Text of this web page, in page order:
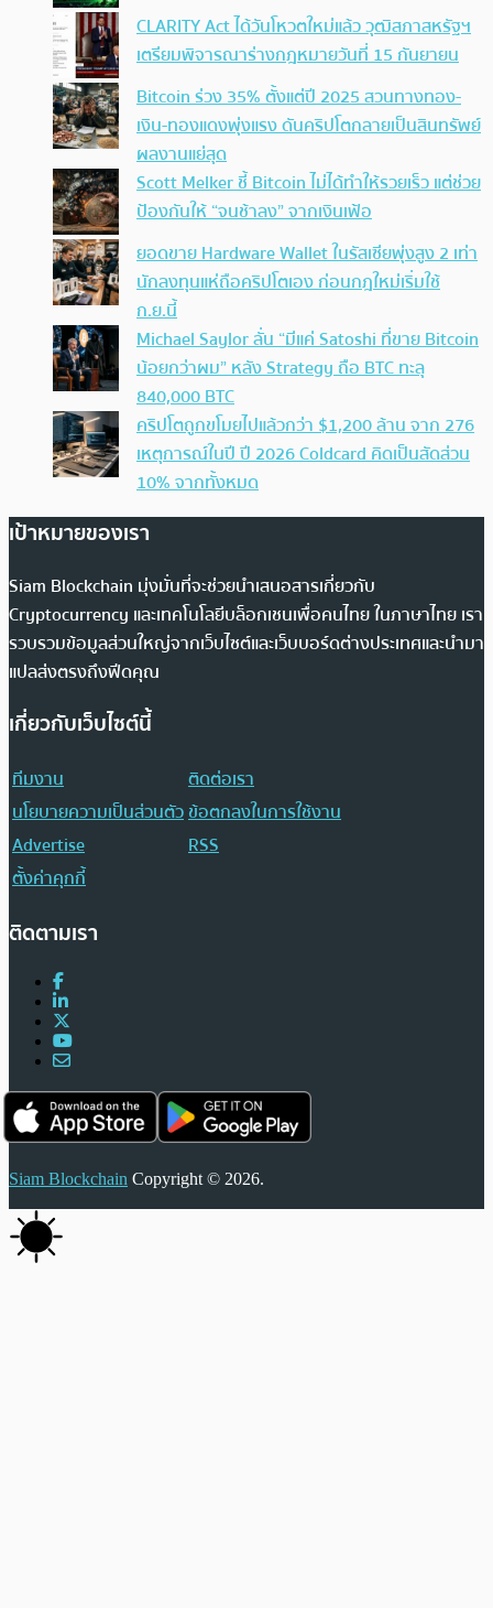
CLARITY Act ได้วันโหวตใหม่แล้ว วุฒิสภาสหรัฐฯ
เตรียมพิจารณาร่างกฎหมายวันที่ 15 กันยายน
Bitcoin ร่วง 35% ตั้งแต่ปี 2025 สวนทางทอง-
เงิน-ทองแดงพุ่งแรง ดันคริปโตกลายเป็นสินทรัพย์
ผลงานแย่สุด
Scott Melker ชี้ Bitcoin ไม่ได้ทำให้รวยเร็ว แต่ช่วย
ป้องกันให้ “จนช้าลง” จากเงินเฟ้อ
ยอดขาย Hardware Wallet ในรัสเซียพุ่งสูง 2 เท่า
นักลงทุนแห่ถือคริปโตเอง ก่อนกฎใหม่เริ่มใช้
ก.ย.นี้
Michael Saylor ลั่น “มีแค่ Satoshi ที่ขาย Bitcoin
น้อยกว่าผม” หลัง Strategy ถือ BTC ทะลุ
840,000 BTC
คริปโตถูกขโมยไปแล้วกว่า $1,200 ล้าน จาก 276
เหตุการณ์ในปี ปี 2026 Coldcard คิดเป็นสัดส่วน
10% จากทั้งหมด
เป้าหมายของเรา
Siam Blockchain มุ่งมั่นที่จะช่วยนำเสนอสารเกี่ยวกับ
Cryptocurrency และเทคโนโลยีบล็อกเชนเพื่อคนไทย ในภาษาไทย เรา
รวบรวมข้อมูลส่วนใหญ่จากเว็บไซต์และเว็บบอร์ดต่างประเทศและนำมา
แปลส่งตรงถึงฟีดคุณ
เกี่ยวกับเว็บไซต์นี้
ทีมงาน
ติดต่อเรา
นโยบายความเป็นส่วนตัวข้อตกลงในการใช้งาน
Advertise
RSS
ตั้งค่าคุกกี้
ติดตามเรา
Siam Blockchain Copyright © 2026.